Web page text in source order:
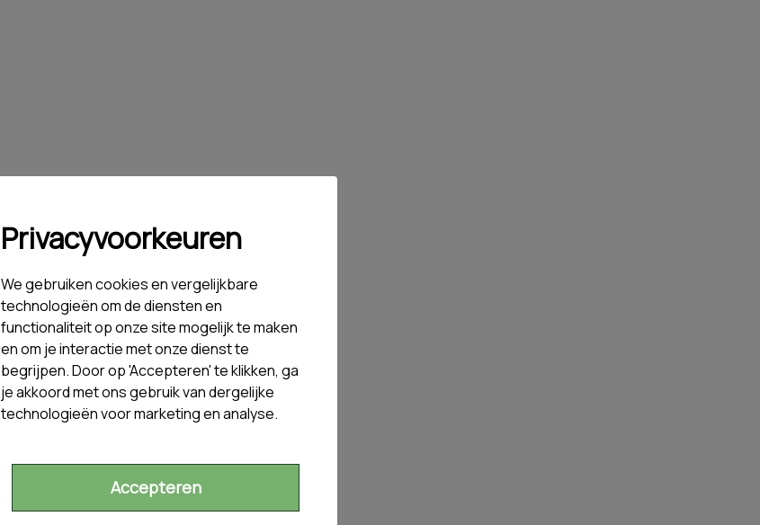
Privacyvoorkeuren
We gebruiken cookies en vergelijkbare
technologieën om de diensten en
functionaliteit op onze site mogelijk te maken
en om je interactie met onze dienst te
begrijpen. Door op 'Accepteren' te klikken, ga
je akkoord met ons gebruik van dergelijke
technologieën voor marketing en analyse.
Accepteren